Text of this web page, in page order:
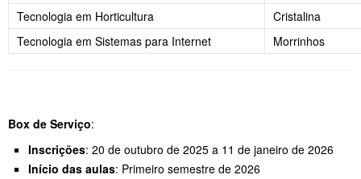
Tecnologia em Horticultura
Cristalina
Tecnologia em Sistemas para Internet
Morrinhos
Box de Serviço:
Inscrições: 20 de outubro de 2025 a 11 de janeiro de 2026
Início das aulas: Primeiro semestre de 2026